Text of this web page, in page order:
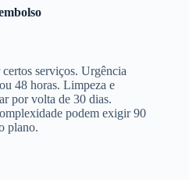
serviços. Urgência
48 horas. Limpeza e
por volta de 30 dias.
podem exigir 90
plano.